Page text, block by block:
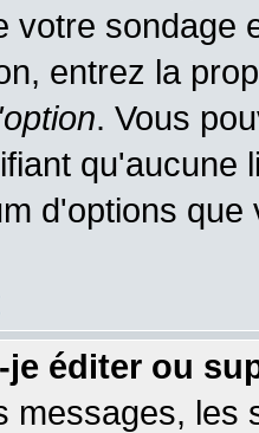
votre sondage
entrez la
. Vous
qu'aucune
d'options
éditer ou
messages, les